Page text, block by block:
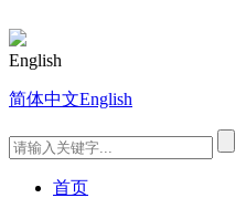
English
简体中文English
首页